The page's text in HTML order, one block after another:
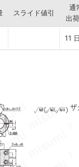
スライド値引
通
出
11
ザ